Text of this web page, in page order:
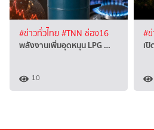
#ข่าวทั่วไทย#TNN ช่อง16
พลังงานเพิ่มอุดหนุน LPG …
10
#
เ